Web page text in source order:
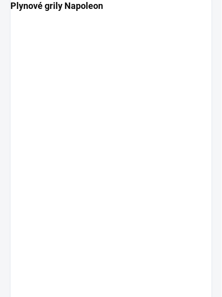
Plynové grily Napoleon